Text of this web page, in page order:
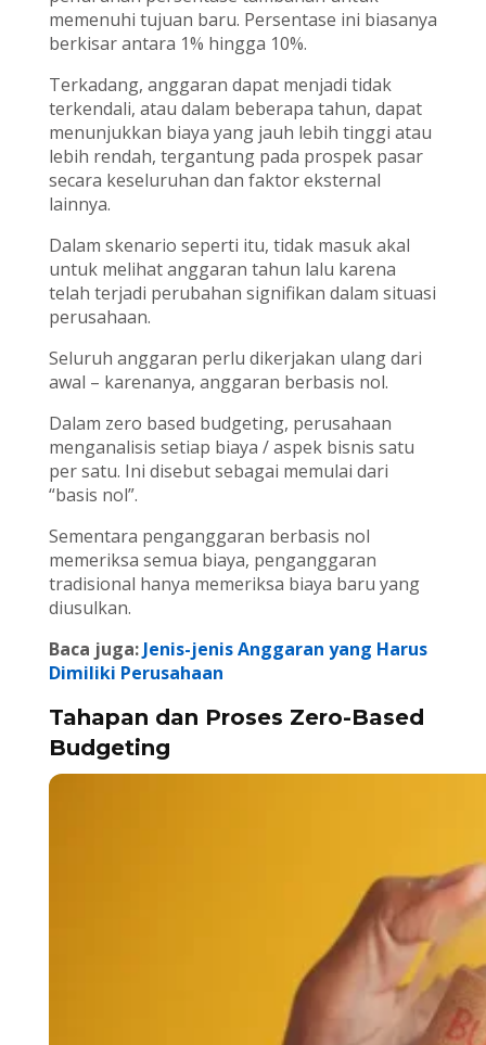
memenuhi tujuan baru. Persentase ini biasanya
berkisar antara 1% hingga 10%.
Terkadang, anggaran dapat menjadi tidak
terkendali, atau dalam beberapa tahun, dapat
menunjukkan biaya yang jauh lebih tinggi atau
lebih rendah, tergantung pada prospek pasar
secara keseluruhan dan faktor eksternal
lainnya.
Dalam skenario seperti itu, tidak masuk akal
untuk melihat anggaran tahun lalu karena
telah terjadi perubahan signifikan dalam situasi
perusahaan.
Seluruh anggaran perlu dikerjakan ulang dari
awal – karenanya, anggaran berbasis nol.
Dalam zero based budgeting, perusahaan
menganalisis setiap biaya / aspek bisnis satu
per satu. Ini disebut sebagai memulai dari
“basis nol”.
Sementara penganggaran berbasis nol
memeriksa semua biaya, penganggaran
tradisional hanya memeriksa biaya baru yang
diusulkan.
Baca juga:Jenis-jenis Anggaran yang Harus
Dimiliki Perusahaan
Tahapan dan Proses Zero-Based
Budgeting